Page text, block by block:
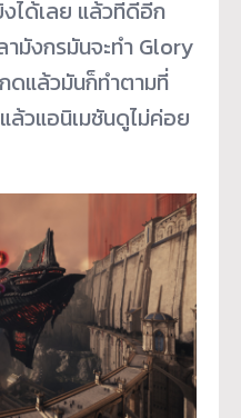
ได้เลย แล้วที่ดีอีก
มังกรมันจะทำ Glory
ดแล้วมันก็ทำตามที่
ล้วแอนิเมชันดูไม่ค่อย